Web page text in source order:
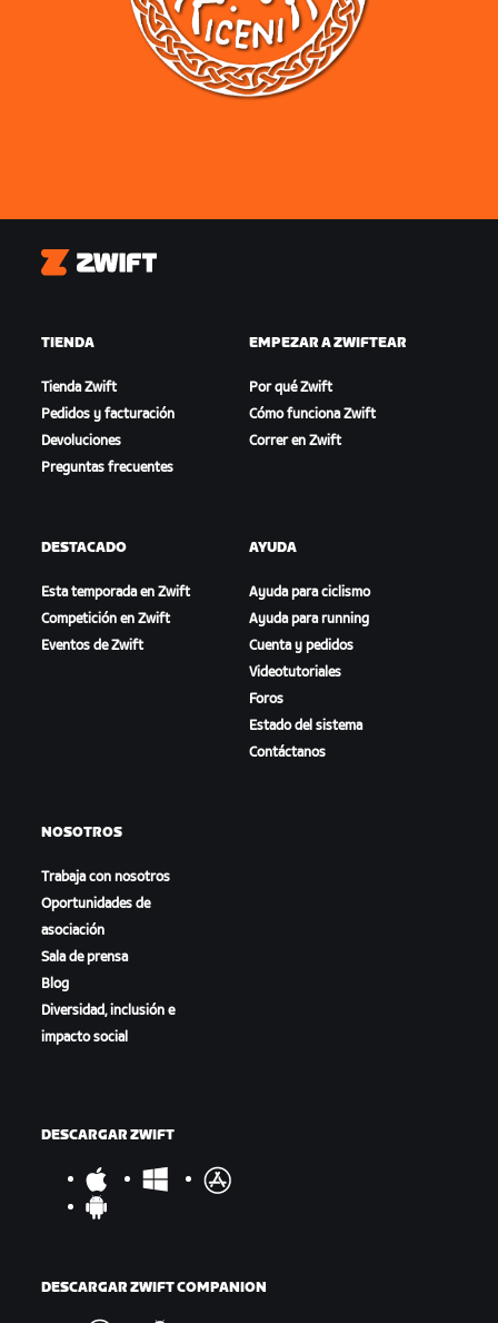
Zwift
TIENDA
Tienda Zwift
Pedidos y facturación
Devoluciones
Preguntas frecuentes
EMPEZAR A ZWIFTEAR
Por qué Zwift
Cómo funciona Zwift
Correr en Zwift
DESTACADO
Esta temporada en Zwift
Competición en Zwift
Eventos de Zwift
AYUDA
Ayuda para ciclismo
Ayuda para running
Cuenta y pedidos
Videotutoriales
Foros
Estado del sistema
Contáctanos
NOSOTROS
Trabaja con nosotros
Oportunidades de
asociación
Sala de prensa
Blog
Diversidad, inclusión e
impacto social
DESCARGAR ZWIFT
DESCARGAR ZWIFT COMPANION